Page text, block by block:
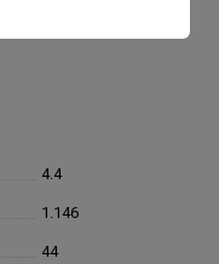
4.4
1.146
44